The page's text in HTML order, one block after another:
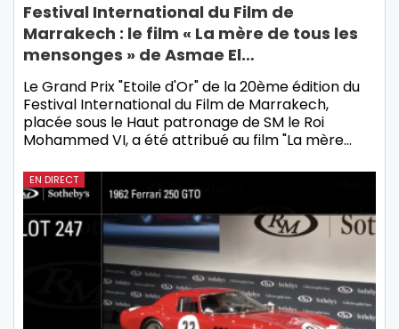
Festival International du Film de
Marrakech : le film « La mère de tous les
mensonges » de Asmae El…
Le Grand Prix "Etoile d'Or" de la 20ème édition du
Festival International du Film de Marrakech,
placée sous le Haut patronage de SM le Roi
Mohammed VI, a été attribué au film "La mère…
EN DIRECT